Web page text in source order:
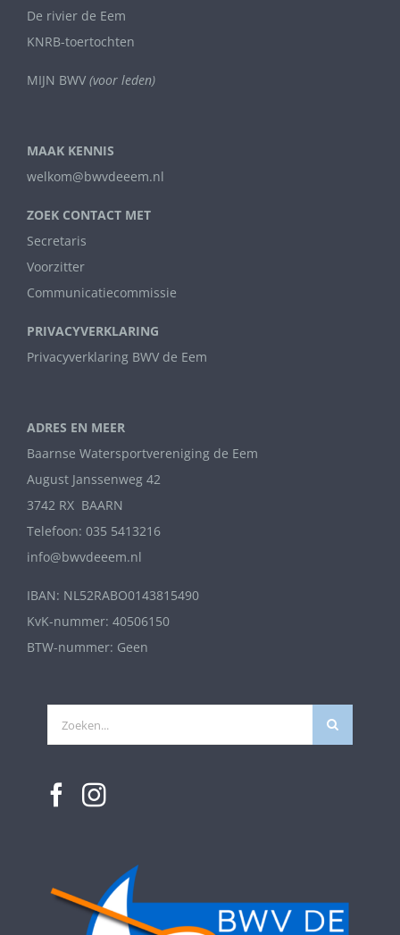
De rivier de Eem
KNRB-toertochten
MIJN BWV (voor leden)
MAAK KENNIS
welkom@bwvdeeem.nl
ZOEK CONTACT MET
Secretaris
Voorzitter
Communicatiecommissie
PRIVACYVERKLARING
Privacyverklaring BWV de Eem
ADRES EN MEER
Baarnse Watersportvereniging de Eem
August Janssenweg 42
3742 RX BAARN
Telefoon: 035 5413216
info@bwvdeeem.nl
IBAN: NL52RABO0143815490
KvK-nummer: 40506150
BTW-nummer: Geen
Zoeken
naar: